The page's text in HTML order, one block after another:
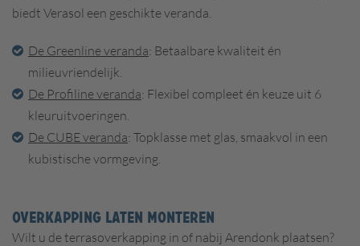
biedt Verasol een geschikte veranda.
De Greenline veranda: Betaalbare kwaliteit én
milieuvriendelijk.
De Profiline veranda: Flexibel compleet én keuze uit 6
kleuruitvoeringen.
De CUBE veranda: Topklasse met glas, smaakvol in een
kubistische vormgeving.
OVERKAPPING LATEN MONTEREN
Wilt u de terrasoverkapping in of nabij Arendonk plaatsen?